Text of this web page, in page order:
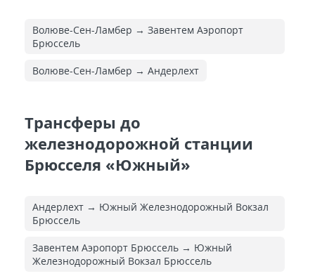
Волюве-Сен-Ламбер → Завентем Аэропорт
Брюссель
Волюве-Сен-Ламбер → Андерлехт
Трансферы до
железнодорожной станции
Брюсселя «Южный»
Андерлехт → Южный Железнодорожный Вокзал
Брюссель
Завентем Аэропорт Брюссель → Южный
Железнодорожный Вокзал Брюссель